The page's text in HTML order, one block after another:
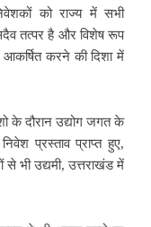
को राज्य में सभी
तत्पर है और विशेष रूप
करने की दिशा में
के दौरान उद्योग जगत के
प्रस्ताव प्राप्त हुए,
से भी उद्यमी, उत्तराखंड में